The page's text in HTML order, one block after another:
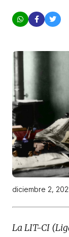
diciembre 2,
La LIT-CI